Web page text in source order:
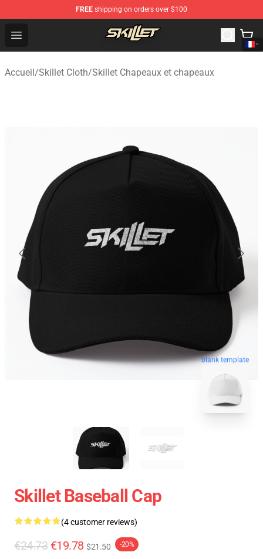
FREE shipping on orders over $100
Open menu
Skillet Shop - Official Skillet Merchandise Store
Accueil/Skillet Cloth/Skillet Chapeaux et chapeaux
blank template
Skillet Baseball Cap
(4 customer reviews)
€24.73 €19.78 $21.50 -20%